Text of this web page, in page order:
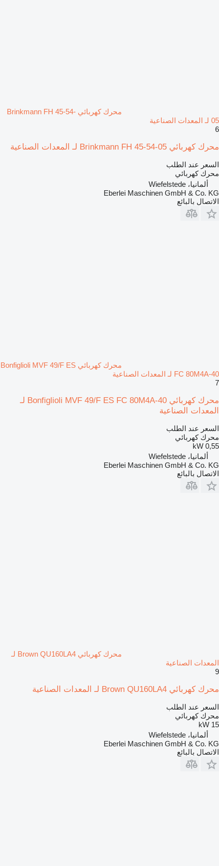
محرك كهربائي Brinkmann FH 45-54-
05 لـ المعدات الصناعية
6
محرك كهربائي Brinkmann FH 45-54-05 لـ المعدات الصناعية
السعر عند الطلب
محرك كهربائي
ألمانيا، Wiefelstede
Eberlei Maschinen GmbH & Co. KG
الاتصال بالبائع
محرك كهربائي Bonfiglioli MVF 49/F ES
FC 80M4A-40 لـ المعدات الصناعية
7
محرك كهربائي Bonfiglioli MVF 49/F ES FC 80M4A-40 لـ
المعدات الصناعية
السعر عند الطلب
محرك كهربائي
0,55 kW
ألمانيا، Wiefelstede
Eberlei Maschinen GmbH & Co. KG
الاتصال بالبائع
محرك كهربائي Brown QU160LA4 لـ
المعدات الصناعية
9
محرك كهربائي Brown QU160LA4 لـ المعدات الصناعية
السعر عند الطلب
محرك كهربائي
15 kW
ألمانيا، Wiefelstede
Eberlei Maschinen GmbH & Co. KG
الاتصال بالبائع